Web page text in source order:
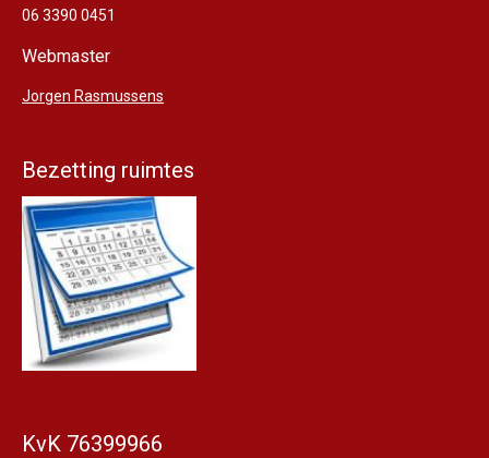
06 3390 0451
Webmaster
Jorgen Rasmussens
Bezetting ruimtes
KvK 76399966